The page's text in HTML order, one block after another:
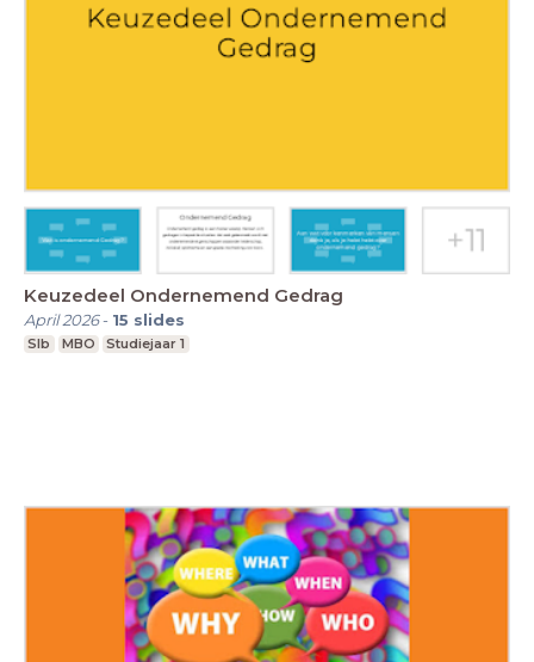
Keuzedeel Ondernemend Gedrag
April 2026- 15 slides
Slb MBO Studiejaar 1